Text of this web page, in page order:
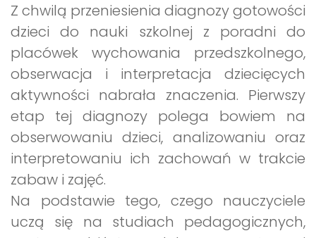
Z chwilą przeniesienia diagnozy gotowości
dzieci do nauki szkolnej z poradni do
placówek wychowania przedszkolnego,
obserwacja i interpretacja dziecięcych
aktywności nabrała znaczenia. Pierwszy
etap tej diagnozy polega bowiem na
obserwowaniu dzieci, analizowaniu oraz
interpretowaniu ich zachowań w trakcie
zabaw i zajęć.
Na podstawie tego, czego nauczyciele
uczą się na studiach pedagogicznych,